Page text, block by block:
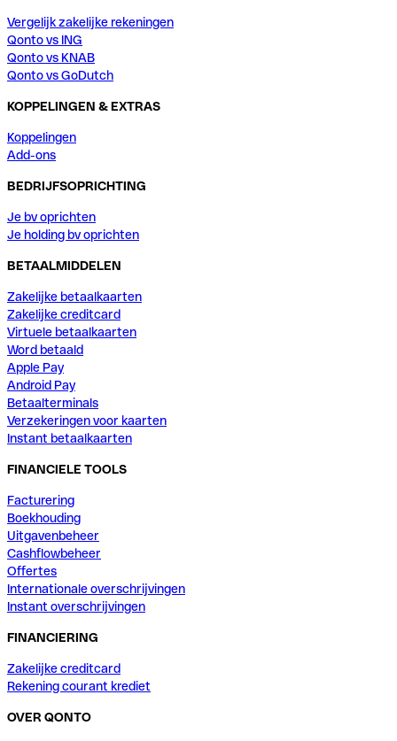
Vergelijk zakelijke rekeningen
Qonto vs ING
Qonto vs KNAB
Qonto vs GoDutch
KOPPELINGEN & EXTRAS
Koppelingen
Add-ons
BEDRIJFSOPRICHTING
Je bv oprichten
Je holding bv oprichten
BETAALMIDDELEN
Zakelijke betaalkaarten
Zakelijke creditcard
Virtuele betaalkaarten
Word betaald
Apple Pay
Android Pay
Betaalterminals
Verzekeringen voor kaarten
Instant betaalkaarten
FINANCIELE TOOLS
Facturering
Boekhouding
Uitgavenbeheer
Cashflowbeheer
Offertes
Internationale overschrijvingen
Instant overschrijvingen
FINANCIERING
Zakelijke creditcard
Rekening courant krediet
OVER QONTO